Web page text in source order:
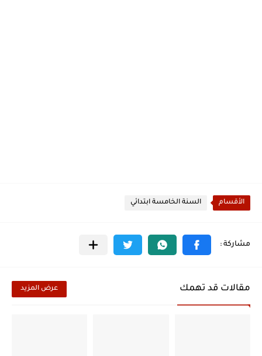
الأقسام السنة الخامسة ابتدائي
مقالات قد تهمك عرض المزيد